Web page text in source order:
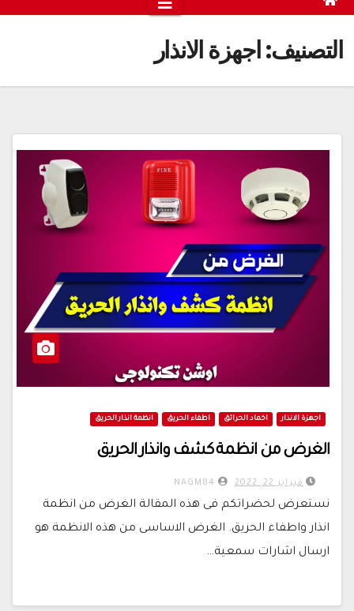
التصنيف: اجهزة الانذار
اجهزة الانذار اخماد الحرائق اطفاء الحريق انظمة انذار الحريق
الغرض من انظمة كشف وانذار الحريق
فبراير 22, 2022
نستعرض لحضراتكم فى هذه المقالة الغرض من انظمة
انذار واطفاء الحريق. الغرض الاساسى من هذه الانظمة هو
ارسال اشارات سمعية…